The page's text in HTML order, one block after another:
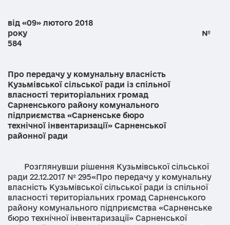
від «09» лютого 2018
року №
584
Про передачу у комунальну власність
Кузьмівської сільської ради із спільної
власності територіальних громад
Сарненського району комунального
підприємства «Сарненське бюро
технічної інвентаризації» Сарненської
районної ради
Розглянувши рішення Кузьмівської сільської
ради 22.12.2017 № 295«Про передачу у комунальну
власність Кузьмівської сільської ради із спільної
власності територіальних громад Сарненського
району комунального підприємства «Сарненське
бюро технічної інвентаризації» Сарненської